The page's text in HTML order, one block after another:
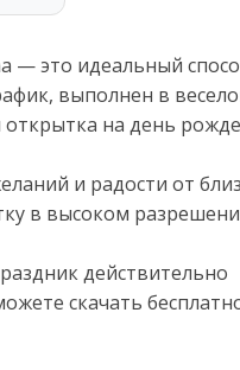
— это идеальный
выполнен в
открытка на день
и радости от
в высоком
действительно
скачать